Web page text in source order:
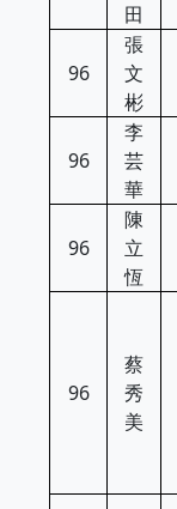
田
96
張
文
彬
96
李
芸
華
96
陳
立
恆
96
蔡
秀
美